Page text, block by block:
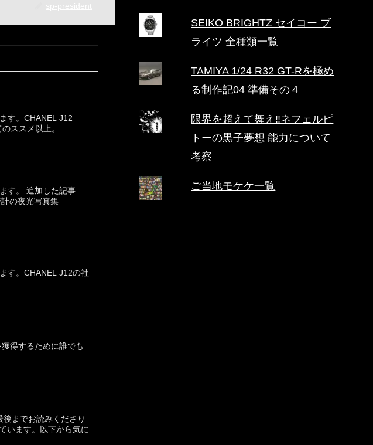
sp-president
す。CHANEL J12
ススメ以上。
す。 追加した記事
の夜光写真集
す。CHANEL J12の社
得するために誰でも
までお読みくださり
います。以下から気に
SEIKO BRIGHTZ セイコー ブ
ライツ 全種類一覧
TAMIYA 1/24 R32 GT-Rを極め
る制作記04 準備その４
限界を超えて舞え‼ネフェルピ
トーの黒子夢想 能力について
考察
ご当地モケケ一覧